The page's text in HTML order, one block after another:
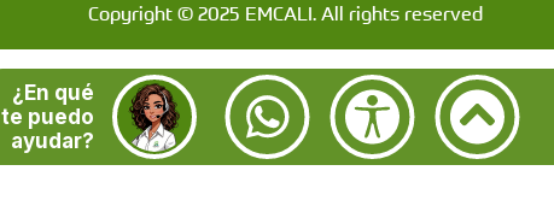
¿En qué
te puedo
ayudar?
Copyright © 2025 EMCALI. All rights reserved